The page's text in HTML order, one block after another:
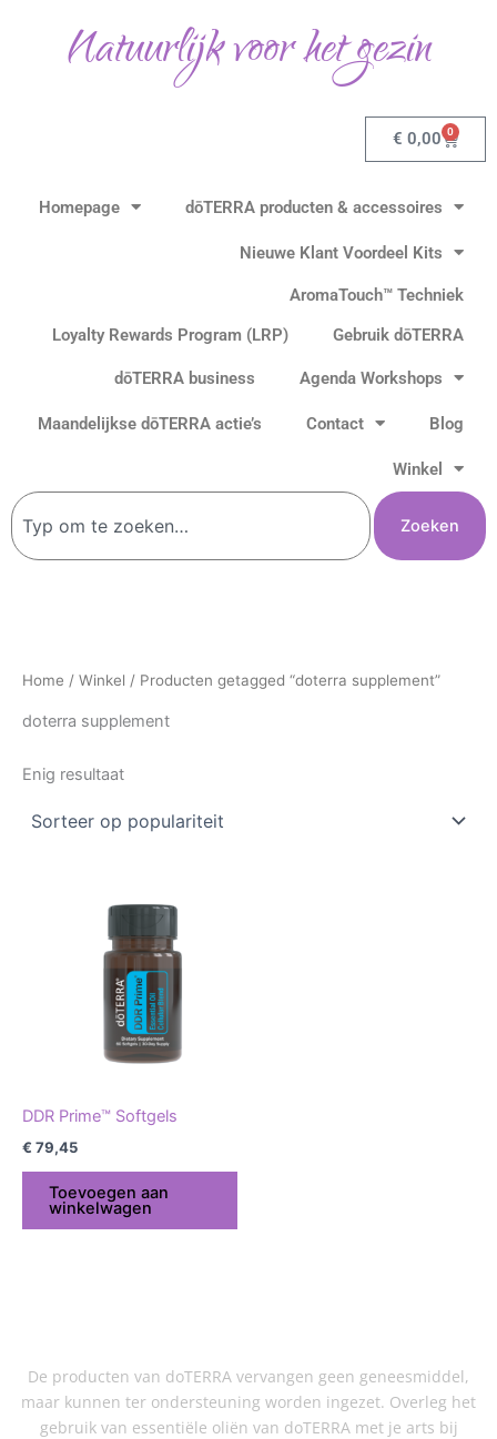
Natuurlijk voor het gezin
€ 0,00 0
Homepage dōTERRA producten & accessoires
Nieuwe Klant Voordeel Kits
AromaTouch™ Techniek
Loyalty Rewards Program (LRP)
Gebruik dōTERRA
dōTERRA business Agenda Workshops
Maandelijkse dōTERRA actie’s Contact Blog
Winkel
Zoeken
Zoeken
Home / Winkel / Producten getagged “doterra supplement”
doterra supplement
Enig resultaat
DDR Prime™ Softgels
€ 79,45
Toevoegen aan
winkelwagen
De producten van doTERRA vervangen geen geneesmiddel,
maar kunnen ter ondersteuning worden ingezet. Overleg het
gebruik van essentiële oliën van doTERRA met je arts bij